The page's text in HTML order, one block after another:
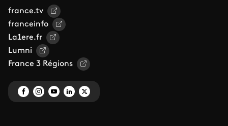
france.tv
franceinfo
La1ere.fr
Lumni
France 3 Régions